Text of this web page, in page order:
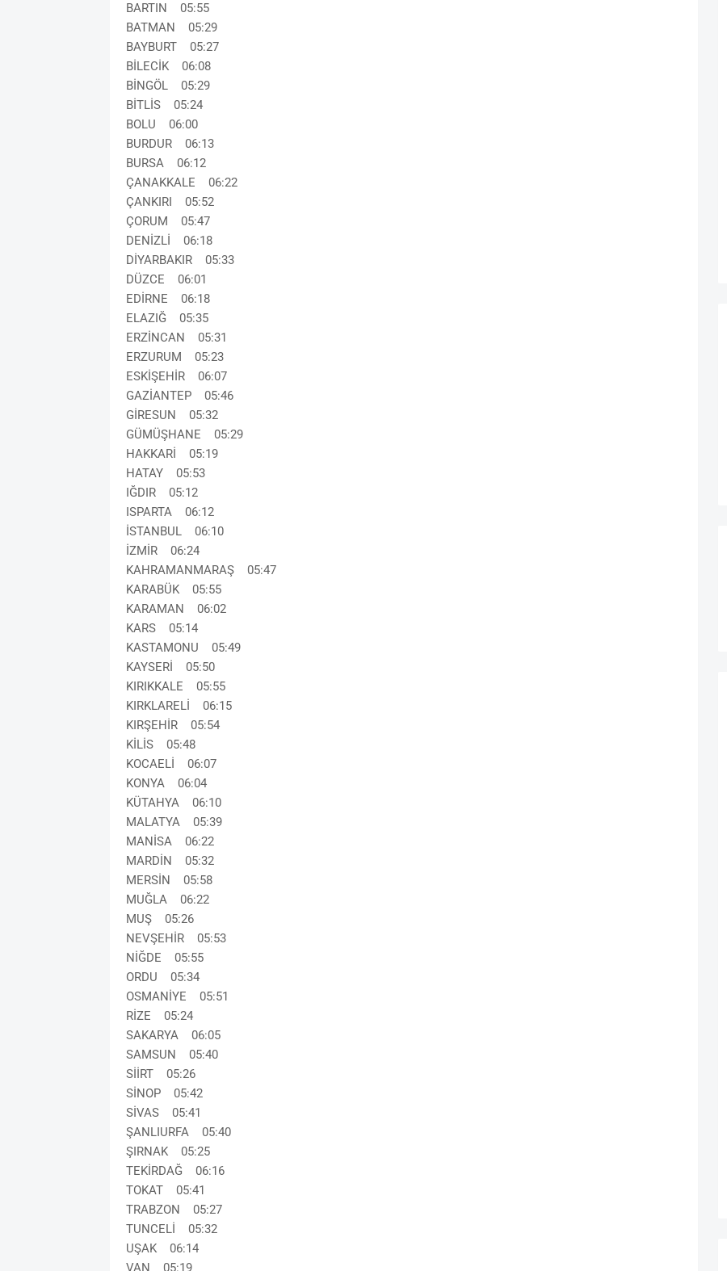
BARTIN 05:55
BATMAN 05:29
BAYBURT 05:27
BİLECİK 06:08
BİNGÖL 05:29
BİTLİS 05:24
BOLU 06:00
BURDUR 06:13
BURSA 06:12
ÇANAKKALE 06:22
ÇANKIRI 05:52
ÇORUM 05:47
DENİZLİ 06:18
DİYARBAKIR 05:33
DÜZCE 06:01
EDİRNE 06:18
ELAZIĞ 05:35
ERZİNCAN 05:31
ERZURUM 05:23
ESKİŞEHİR 06:07
GAZİANTEP 05:46
GİRESUN 05:32
GÜMÜŞHANE 05:29
HAKKARİ 05:19
HATAY 05:53
IĞDIR 05:12
ISPARTA 06:12
İSTANBUL 06:10
İZMİR 06:24
KAHRAMANMARAŞ 05:47
KARABÜK 05:55
KARAMAN 06:02
KARS 05:14
KASTAMONU 05:49
KAYSERİ 05:50
KIRIKKALE 05:55
KIRKLARELİ 06:15
KIRŞEHİR 05:54
KİLİS 05:48
KOCAELİ 06:07
KONYA 06:04
KÜTAHYA 06:10
MALATYA 05:39
MANİSA 06:22
MARDİN 05:32
MERSİN 05:58
MUĞLA 06:22
MUŞ 05:26
NEVŞEHİR 05:53
NİĞDE 05:55
ORDU 05:34
OSMANİYE 05:51
RİZE 05:24
SAKARYA 06:05
SAMSUN 05:40
SİİRT 05:26
SİNOP 05:42
SİVAS 05:41
ŞANLIURFA 05:40
ŞIRNAK 05:25
TEKİRDAĞ 06:16
TOKAT 05:41
TRABZON 05:27
TUNCELİ 05:32
UŞAK 06:14
VAN 05:19